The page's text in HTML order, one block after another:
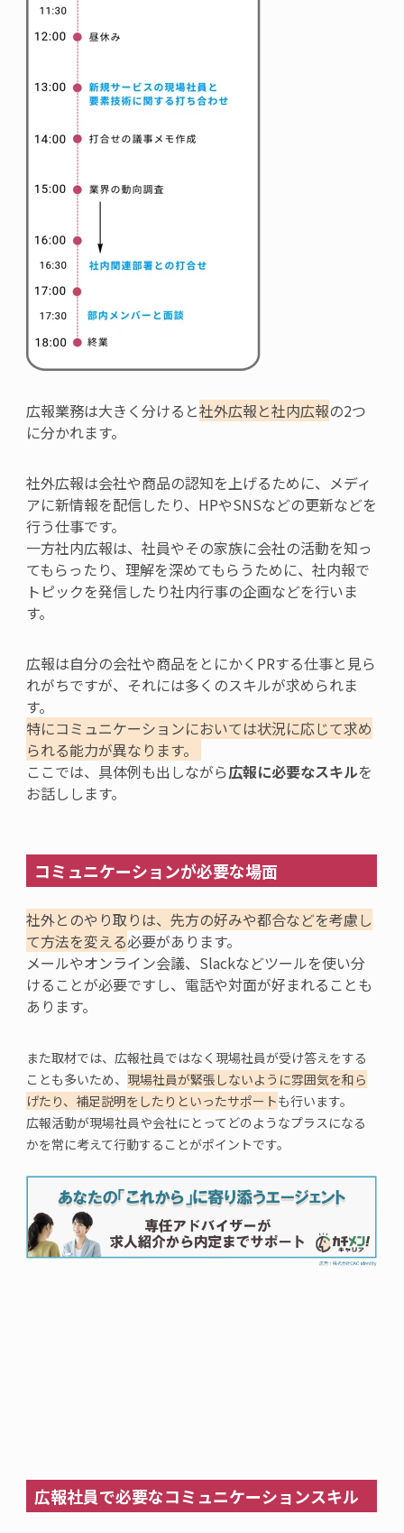
広報業務は大きく分けると社外広報と社内広報の2つ
に分かれます。
社外広報は会社や商品の認知を上げるために、メディ
アに新情報を配信したり、 HPやSNSなどの更新などを
行う仕事です。
一方社内広報は、社員やその家族に会社の活動を知っ
てもらったり、理解を深めてもらうために、社内報で
トピックを発信したり社内行事の企画などを行いま
す。
広報は自分の会社や商品をとにかくPRする仕事と見ら
れがちですが、 それには多くのスキルが求められま
す。
特にコミュニケーションにおいては状況に応じて求め
られる能力が異なります。
ここでは、具体例も出しながら広報に必要なスキルを
お話しします。
コミュニケーションが必要な場面
社外とのやり取りは、先方の好みや都合などを考慮し
て方法を変える必要があります。
メールやオンライン会議、Slackなどツールを使い分
けることが必要ですし、電話や対面が好まれることも
あります。
また取材では、広報社員ではなく現場社員が受け答えをする
ことも多いため、 現場社員が緊張しないように雰囲気を和ら
げたり、補足説明をしたりといったサポートも行います。
広報活動が現場社員や会社にとってどのようなプラスになる
かを常に考えて行動することがポイントです。
広報社員で必要なコミュニケーションスキル